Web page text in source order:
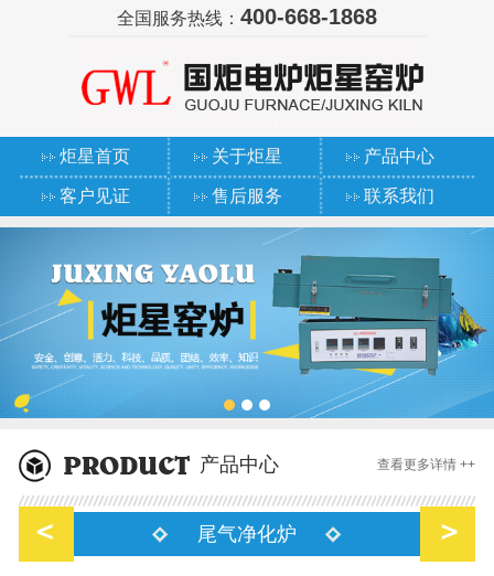
全国服务热线： 400-668-1868
炬星首页 关于炬星 产品中心
客户见证 售后服务 联系我们
产品中心 查看更多详情 ++
尾气净化炉